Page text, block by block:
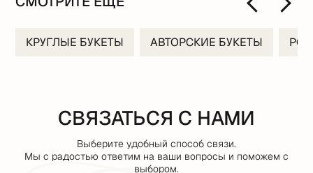
КРУГЛЫЕ БУКЕТЫ АВТОРСКИЕ БУКЕТЫ
СВЯЗАТЬСЯ С НАМИ
Выберите удобный способ связи.
Мы с радостью ответим на ваши вопросы и поможем с
выбором.